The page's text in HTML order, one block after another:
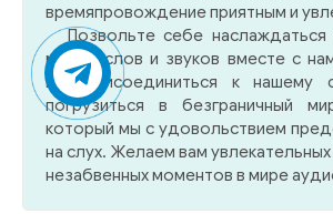
времяпровождение приятным и
Позвольте себе наслаждаться
миром слов и звуков вместе с
вас присоединиться к нашему
погрузиться в безграничный
который мы с удовольствием
на слух. Желаем вам
незабвенных моментов в мире